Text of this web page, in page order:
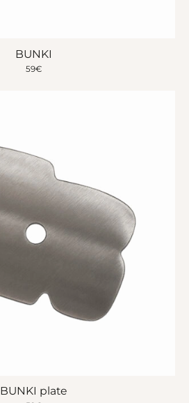
BUNKI
59€
BUNKI plate